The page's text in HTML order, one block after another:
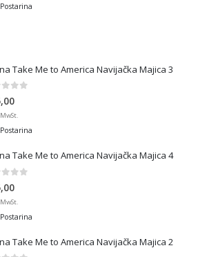
Postarina
Take Me to America Navijačka Majica 3
of 5
Postarina
Take Me to America Navijačka Majica 4
Postarina
Take Me to America Navijačka Majica 2